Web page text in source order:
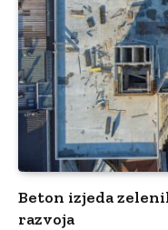
Beton izjeda
razvoja